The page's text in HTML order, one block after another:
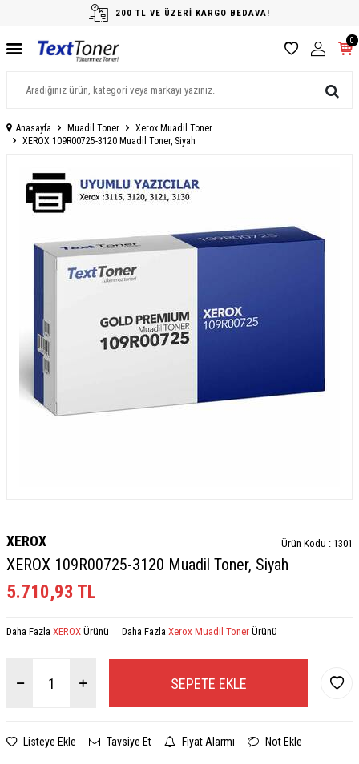
200 TL VE ÜZERİ KARGO BEDAVA!
0
Anasayfa Muadil Toner
Xerox Muadil Toner
XEROX 109R00725-3120 Muadil Toner, Siyah
XEROX Ürün Kodu : 1301
XEROX 109R00725-3120 Muadil Toner, Siyah
5.710,93 TL
Daha Fazla XEROX Ürünü Daha Fazla Xerox Muadil Toner Ürünü
SEPETE EKLE
Listeye Ekle Tavsiye Et Fiyat Alarmı Not Ekle